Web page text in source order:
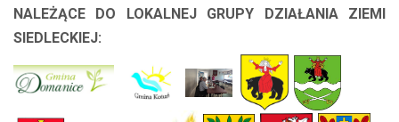
NALEŻĄCE DO LOKALNEJ GRUPY DZIAŁANIA ZIEMI
SIEDLECKIEJ: